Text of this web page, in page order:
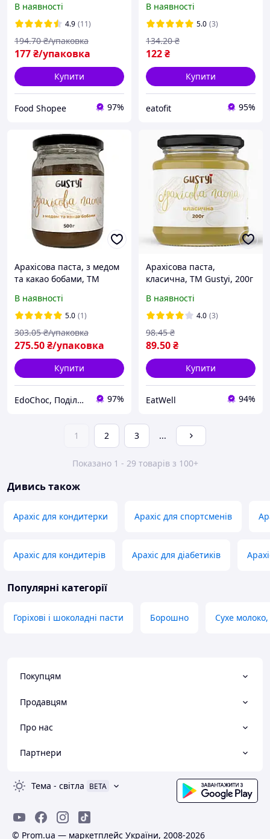
В наявності
4.9 (11)
177₴/упаковка
194.70 ₴/упаковка
Купити
Food Shopee 97%
В наявності
5.0 (3)
122₴
134.20 ₴
Купити
eatofit 95%
Арахісова паста, з медом
та какао бобами, ТМ
В наявності
5.0 (1)
275.50₴/упаковка
303.05 ₴/упаковка
Купити
EdoСhoc, Поділись Любов'ю! 97%
Арахісова паста,
класична, ТМ Gustyi, 200г
В наявності
4.0 (3)
89.50₴
98.45 ₴
Купити
EatWell 94%
1 2 3 ...
Показано 1 - 29 товарів з 100+
Дивись також
Арахіс для кондитерки Арахіс для спортсменів
Арахіс для кондитерів Арахіс для діабетиків
Популярні категорії
Горіхові і шоколадні пасти Борошно Сухе
Покупцям
Продавцям
Про нас
Партнери
Тема - світла BETA
© Prom.ua — маркетплейс України, 2008-2026